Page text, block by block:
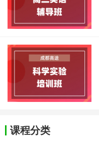
课程分类